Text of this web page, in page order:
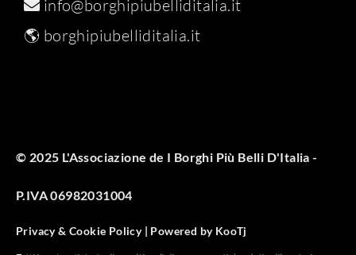
info@borghipiubelliditalia.it
🌎 borghipiubelliditalia.it
© 2025 L'Associazione de I Borghi Più Belli D'Italia -
P.IVA 06982031004
Privacy & Cookie Policy | Powered byKooTj